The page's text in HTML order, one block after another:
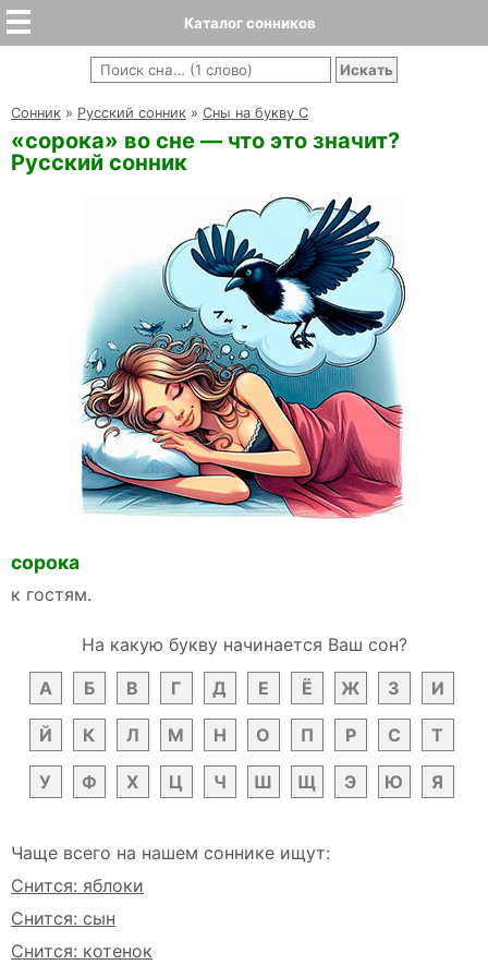
Каталог сонников
Cонник » Русский сонник » Сны на букву С
«сорока» во сне — что это значит?
Русский сонник
сорока
к гостям.
На какую букву начинается Ваш сон?
А
Б В Г Д Е Ё Ж З И
Й К Л М Н О П Р С Т
У Ф Х Ц Ч Ш Щ Э Ю Я
Чаще всего на нашем соннике ищут:
Снится: яблоки
Снится: сын
Снится: котенок